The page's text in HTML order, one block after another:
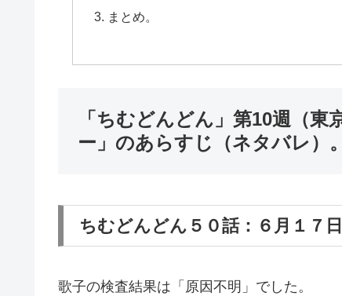
まとめ。
「ちむどんどん」第10週（
ー」のあらすじ（ネタバレ）。
ちむどんどん５０話：６月１７
歌子の検査結果は「原因不明」でした。